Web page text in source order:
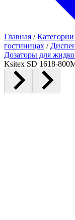
Главная / Категории
гостиницах /
Дозаторы для
Ksitex SD 1618-